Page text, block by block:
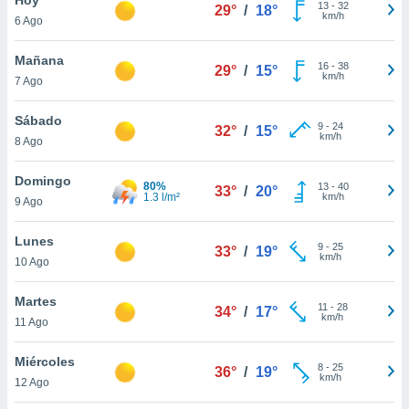
en
más
nuestra
de
cookies
aceptar
6 Ago
29° / 18° 13- 32
km/h
Mañana
7 Ago
29° / 15° 16- 38
km/h
Sábado
8 Ago
32° / 15° 9- 24
km/h
Domingo
9 Ago
80%
1.3 l/m²
33° / 20° 13- 40
km/h
Lunes
10 Ago
33° / 19° 9- 25
km/h
Martes
11 Ago
34° / 17° 11 - 28
km/h
Miércoles
12 Ago
36° / 19° 8- 25
km/h